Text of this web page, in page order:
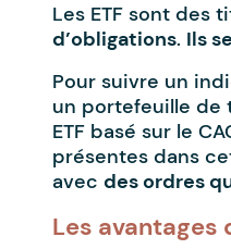
Les ETF sont des
d’obligations. Ils
Pour suivre un
un portefeuille de
ETF basé sur le
présentes dans
avec des ordres
Les avantages